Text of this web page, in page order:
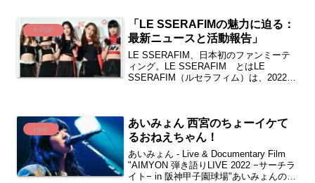
K-POP
「LE SSERAFIMの魅力に迫る：
最新ニュースと活動報告」
LE SSERAFIM、日本初のファンミーテ
ィング。LE SSERAFIM とはLE
SSERAFIM（ルセラフィム）は、2022年
j-pop
あいみょん 西宮のちょーイケて
るおねえちゃん！
あいみょん - Live & Documentary Film
"AIMYON 弾き語りLIVE 2022 −サーチラ
イト− in 阪神甲子園球場"あいみょんの魅